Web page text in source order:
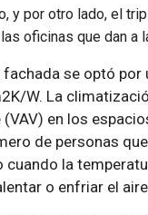
y por otro lado, el
oficinas que dan a
fachada se optó
W. La
(VAV) en los
de personas
la
o enfriar el